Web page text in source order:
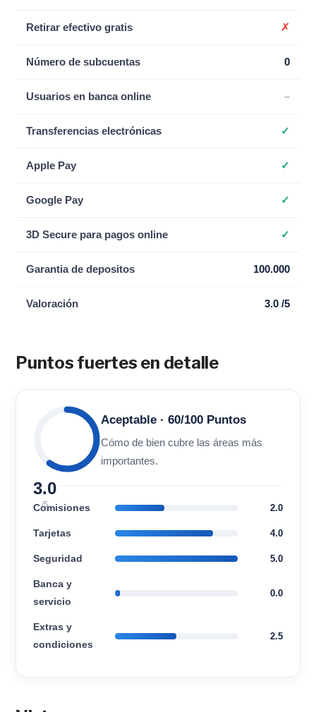
Retirar efectivo gratis ✗
Número de subcuentas 0
Usuarios en banca online –
Transferencias electrónicas ✓
Apple Pay ✓
Google Pay ✓
3D Secure para pagos online ✓
Garantia de depositos 100.000
Valoración 3.0 /5
Puntos fuertes en detalle
3.0
/5
Aceptable · 60/100 Puntos
Cómo de bien cubre las áreas más
importantes.
Comisiones 2.0
Tarjetas 4.0
Seguridad 5.0
Banca y
servicio
0.0
Extras y
condiciones
2.5